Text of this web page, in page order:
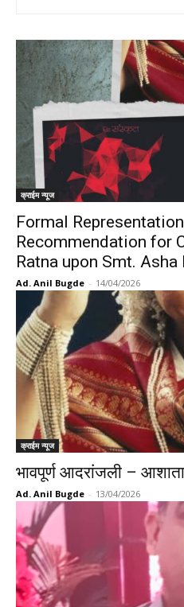
क्राईम न्यूज
Formal
Recommendation for
Ratna upon Smt. Asha
Ad. Anil Bugde - 14/04/2026
क्राईम न्यूज
भावपूर्ण आदरांजली –
Ad. Anil Bugde - 13/04/2026